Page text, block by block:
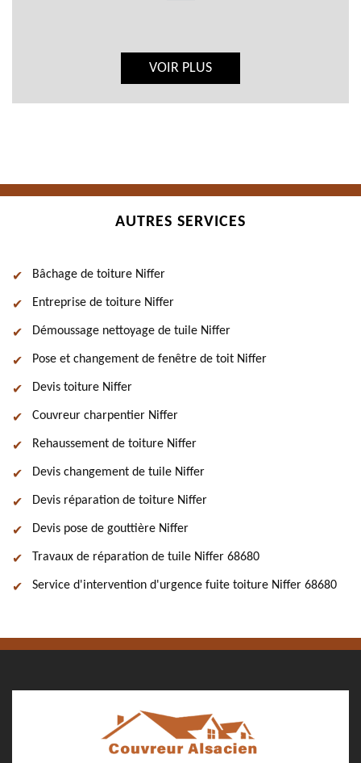
VOIR PLUS
AUTRES SERVICES
Bâchage de toiture Niffer
Entreprise de toiture Niffer
Démoussage nettoyage de tuile Niffer
Pose et changement de fenêtre de toit Niffer
Devis toiture Niffer
Couvreur charpentier Niffer
Rehaussement de toiture Niffer
Devis changement de tuile Niffer
Devis réparation de toiture Niffer
Devis pose de gouttière Niffer
Travaux de réparation de tuile Niffer 68680
Service d'intervention d'urgence fuite toiture Niffer 68680